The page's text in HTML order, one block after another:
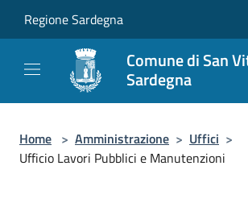
Regione Sardegna
Comune di San
Sardegna
Home > Amministrazione > Uffici >
Ufficio Lavori Pubblici e Manutenzioni